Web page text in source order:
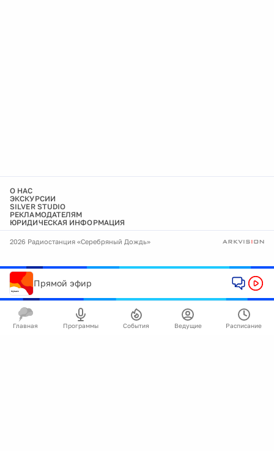
О НАС
ЭКСКУРСИИ
SILVER STUDIO
РЕКЛАМОДАТЕЛЯМ
ЮРИДИЧЕСКАЯ ИНФОРМАЦИЯ
2026 Радиостанция «Серебряный Дождь»
Прямой эфир
Главная Программы События Ведущие Расписание